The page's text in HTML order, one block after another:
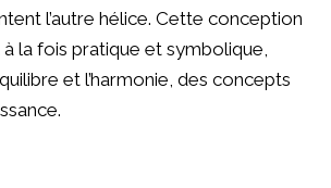
l’autre hélice. Cette conception
la fois pratique et symbolique,
et l’harmonie, des concepts